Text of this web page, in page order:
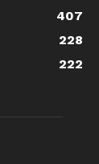
407
228
222